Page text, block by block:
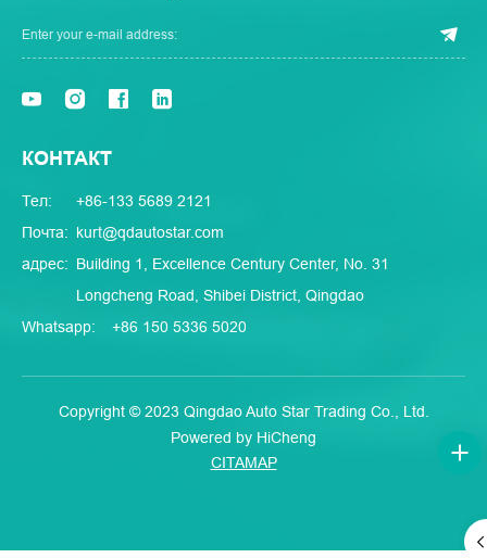
КОНТАКТ
Тел:
+86-133 5689 2121
Почта: kurt@qdautostar.com
адрес: Building 1, Excellence Century Center, No. 31
Longcheng Road, Shibei District, Qingdao
Whatsapp:
+86 150 5336 5020
Copyright © 2023 Qingdao Auto Star Trading Co., Ltd.
Powered by HiCheng
CITAMAP